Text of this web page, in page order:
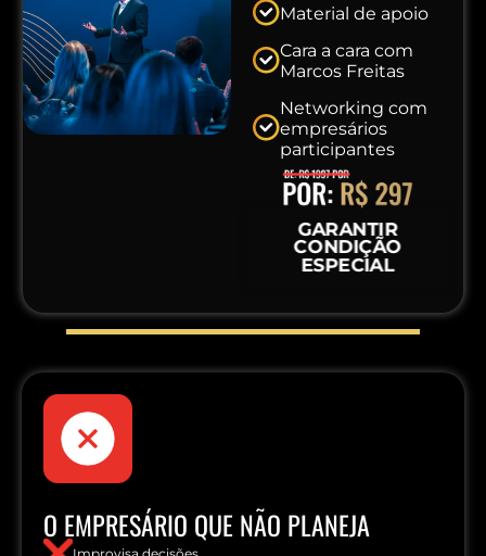
Material de apoio
Cara a cara com
Marcos Freitas
Networking com
empresários
participantes
GARANTIR
CONDIÇÃO
ESPECIAL
O EMPRESÁRIO QUE NÃO PLANEJA
Improvisa decisões